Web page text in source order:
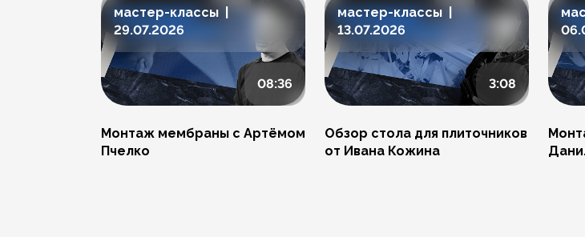
мастер-классы |
29.07.2026
08:36
Монтаж мембраны с Артёмом
Пчелко
мастер-классы |
13.07.2026
3:08
Обзор стола для плиточников
от Ивана Кожина